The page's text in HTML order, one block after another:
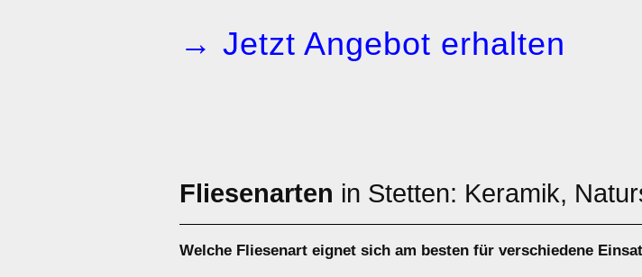
→ Jetzt Angebot erhalten
Fliesenarten in Stetten: Keramik,
Welche Fliesenart eignet sich am besten für verschiedene